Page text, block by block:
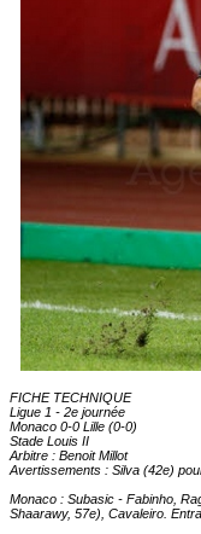
FICHE TECHNIQUE
Ligue 1 - 2e journée
Monaco 0-0 Lille (0-0)
Stade Louis II
Arbitre : Benoit Millot
Avertissements : Silva (42e)
Monaco : Subasic - Fabinho,
Shaarawy, 57e), Cavaleiro.